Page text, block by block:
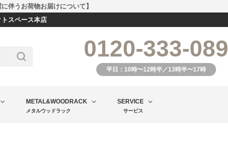
伴うお荷物お届けについて】
スペース本店
0120-333-089
平日：10時〜12時半／13時半〜17時
METAL&WOODRACK
メタルウッドラック
SERVICE
サービス